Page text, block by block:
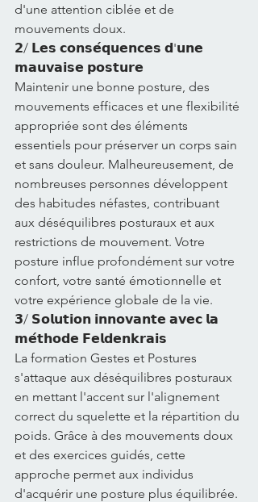
d'une attention ciblée et de
mouvements doux.
𝟮/ 𝗟𝗲𝘀 𝗰𝗼𝗻𝘀𝗲́𝗾𝘂𝗲𝗻𝗰𝗲𝘀 𝗱'𝘂𝗻𝗲
𝗺𝗮𝘂𝘃𝗮𝗶𝘀𝗲 𝗽𝗼𝘀𝘁𝘂𝗿𝗲
Maintenir une bonne posture, des
mouvements efficaces et une flexibilité
appropriée sont des éléments
essentiels pour préserver un corps sain
et sans douleur. Malheureusement, de
nombreuses personnes développent
des habitudes néfastes, contribuant
aux déséquilibres posturaux et aux
restrictions de mouvement. Votre
posture influe profondément sur votre
confort, votre santé émotionnelle et
votre expérience globale de la vie.
𝟯/ 𝗦𝗼𝗹𝘂𝘁𝗶𝗼𝗻 𝗶𝗻𝗻𝗼𝘃𝗮𝗻𝘁𝗲 𝗮𝘃𝗲𝗰 𝗹𝗮
𝗺𝗲́𝘁𝗵𝗼𝗱𝗲 𝗙𝗲𝗹𝗱𝗲𝗻𝗸𝗿𝗮𝗶𝘀
La formation Gestes et Postures
s'attaque aux déséquilibres posturaux
en mettant l'accent sur l'alignement
correct du squelette et la répartition du
poids. Grâce à des mouvements doux
et des exercices guidés, cette
approche permet aux individus
d'acquérir une posture plus équilibrée.